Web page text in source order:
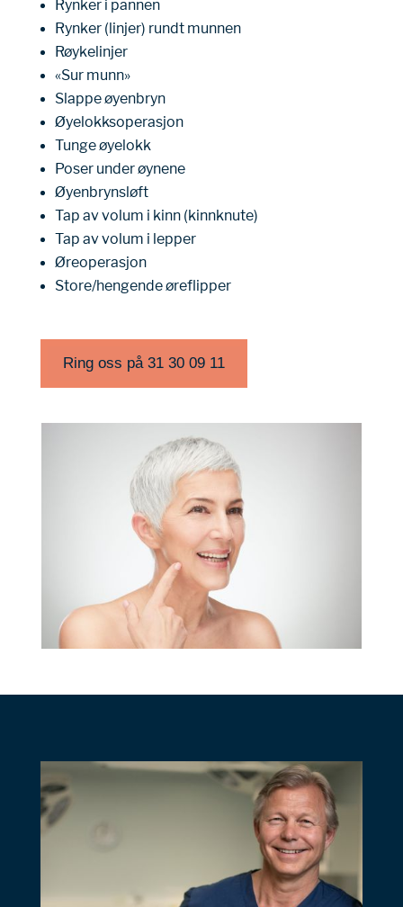
Rynker i pannen
Rynker (linjer) rundt munnen
Røykelinjer
«Sur munn»
Slappe øyenbryn
Øyelokksoperasjon
Tunge øyelokk
Poser under øynene
Øyenbrynsløft
Tap av volum i kinn (kinnknute)
Tap av volum i lepper
Øreoperasjon
Store/hengende øreflipper
Ring oss på 31 30 09 11